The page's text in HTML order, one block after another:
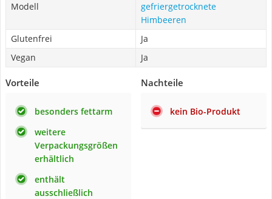
Modell
gefriergetrocknete
Himbeeren
Glutenfrei
Ja
Vegan
Ja
Vorteile
besonders fettarm
weitere
Verpackungsgrößen
erhältlich
enthält
ausschließlich
Nachteile
kein Bio-Produkt